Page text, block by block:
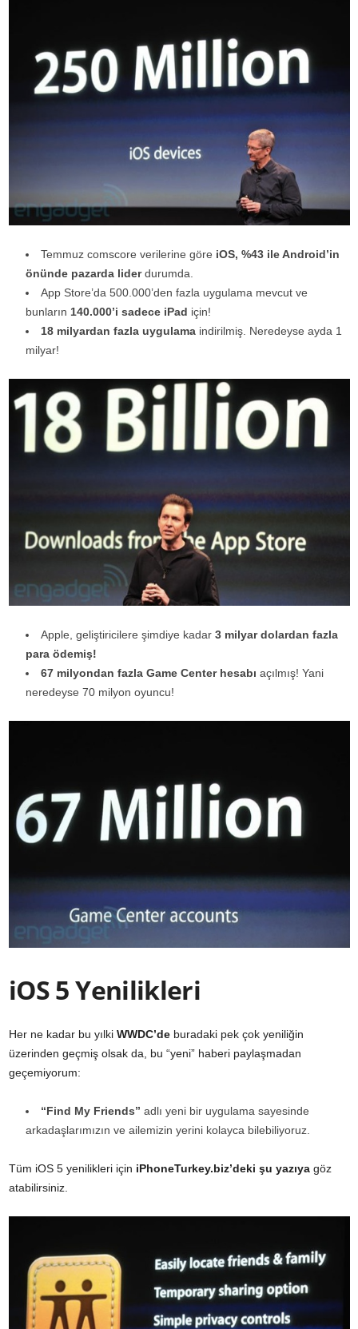
Temmuz comscore verilerine göre iOS, %43 ile Android’in
önünde pazarda liderdurumda.
App Store’da 500.000’den fazla uygulama mevcut ve
bunların 140.000’i sadece iPad için!
18 milyardan fazla uygulama indirilmiş. Neredeyse ayda 1
milyar!
Apple, geliştiricilere şimdiye kadar 3 milyar dolardan fazla
para ödemiş!
67 milyondan fazla Game Center hesabı açılmış! Yani
neredeyse 70 milyon oyuncu!
iOS 5 Yenilikleri
Her ne kadar bu yılki WWDC’de buradaki pek çok yeniliğin
üzerinden geçmiş olsak da, bu “yeni” haberi paylaşmadan
geçemiyorum:
“Find My Friends” adlı yeni bir uygulama sayesinde
arkadaşlarımızın ve ailemizin yerini kolayca bilebiliyoruz.
Tüm iOS 5 yenilikleri için iPhoneTurkey.biz’deki şu yazıya göz
atabilirsiniz.